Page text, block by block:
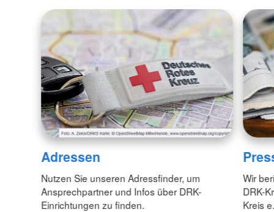
Adressen
Nutzen Sie unseren Adressfinder, um
Ansprechpartner und Infos über DRK-
Einrichtungen zu finden.
Wir
DRK-
Kreis